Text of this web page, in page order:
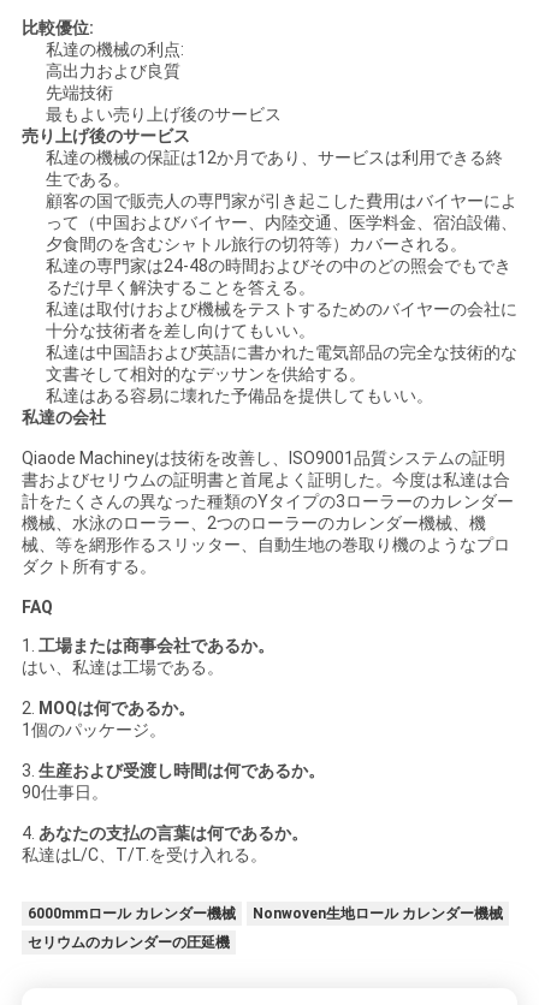
さ
地
PRIVACY
POLICY
比較優位:
私達の機械の利点:
高出力および良質
先端技術
最もよい売り上げ後のサービス
売り上げ後のサービス
私達の機械の保証は12か月であり、サービスは利用できる終
生である。
顧客の国で販売人の専門家が引き起こした費用はバイヤーによ
って（中国およびバイヤー、内陸交通、医学料金、宿泊設備、
夕食間のを含むシャトル旅行の切符等）カバーされる。
私達の専門家は24-48の時間およびその中のどの照会でもでき
るだけ早く解決することを答える。
私達は取付けおよび機械をテストするためのバイヤーの会社に
十分な技術者を差し向けてもいい。
私達は中国語および英語に書かれた電気部品の完全な技術的な
文書そして相対的なデッサンを供給する。
私達はある容易に壊れた予備品を提供してもいい。
私達の会社
Qiaode Machineyは技術を改善し、ISO9001品質システムの証明
書およびセリウムの証明書と首尾よく証明した。今度は私達は合
計をたくさんの異なった種類のYタイプの3ローラーのカレンダー
機械、水泳のローラー、2つのローラーのカレンダー機械、機
械、等を網形作るスリッター、自動生地の巻取り機のようなプロ
ダクト所有する。
FAQ
1. 工場または商事会社であるか。
はい、私達は工場である。
2. MOQは何であるか。
1個のパッケージ。
3. 生産および受渡し時間は何であるか。
90仕事日。
4. あなたの支払の言葉は何であるか。
私達はL/C、T/T.を受け入れる。
6000mmロール カレンダー機械
Nonwoven生地ロール カレンダー機械
セリウムのカレンダーの圧延機